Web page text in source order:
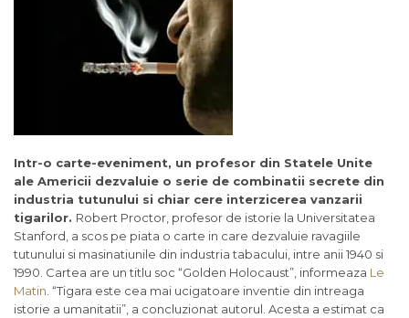
Intr-o carte-eveniment, un profesor din Statele Unite
ale Americii dezvaluie o serie de combinatii secrete din
industria tutunului si chiar cere interzicerea vanzarii
tigarilor. Robert Proctor, profesor de istorie la Universitatea
Stanford, a scos pe piata o carte in care dezvaluie ravagiile
tutunului si masinatiunile din industria tabacului, intre anii 1940 si
1990. Cartea are un titlu soc “Golden Holocaust”, informeaza Le
Matin . “Tigara este cea mai ucigatoare inventie din intreaga
istorie a umanitatii”, a concluzionat autorul. Acesta a estimat ca